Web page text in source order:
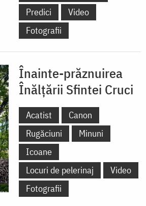
Predici
Video
Fotografii
Înainte-prăznuirea
Înălțării Sfintei Cruci
Acatist
Canon
Rugăciuni
Minuni
Icoane
Locuri de pelerinaj
Video
Fotografii